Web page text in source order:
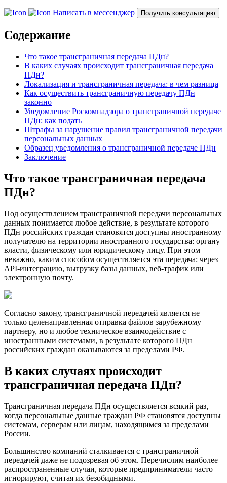
Написать в мессенджер Получить консультацию
Содержание
Что такое трансграничная передача ПДн?
В каких случаях происходит трансграничная передача
ПДн?
Локализация и трансграничная передача: в чем разница
Как осуществить трансграничную передачу ПДн
законно
Уведомление Роскомнадзора о трансграничной передаче
ПДн: как подать
Штрафы за нарушение правил трансграничной передачи
персональных данных
Образец уведомления о трансграничной передаче ПДн
Заключение
Что такое трансграничная передача
ПДн?
Под осуществлением трансграничной передачи персональных
данных понимается любое действие, в результате которого
ПДн российских граждан становятся доступны иностранному
получателю на территории иностранного государства: органу
власти, физическому или юридическому лицу. При этом
неважно, каким способом осуществляется эта передача: через
API-интеграцию, выгрузку базы данных, веб-трафик или
электронную почту.
Согласно закону, трансграничной передачей является не
только целенаправленная отправка файлов зарубежному
партнеру, но и любое техническое взаимодействие с
иностранными системами, в результате которого ПДн
российских граждан оказываются за пределами РФ.
В каких случаях происходит
трансграничная передача ПДн?
Трансграничная передача ПДн осуществляется всякий раз,
когда персональные данные граждан РФ становятся доступны
системам, серверам или лицам, находящимся за пределами
России.
Большинство компаний сталкивается с трансграничной
передачей даже не подозревая об этом. Перечислим наиболее
распространенные случаи, которые предприниматели часто
игнорируют, считая их безобидными.